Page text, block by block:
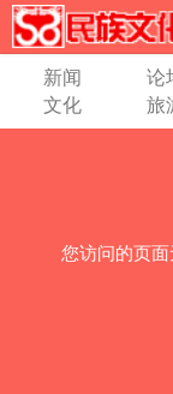
新闻 论
文化
旅
您访问的页